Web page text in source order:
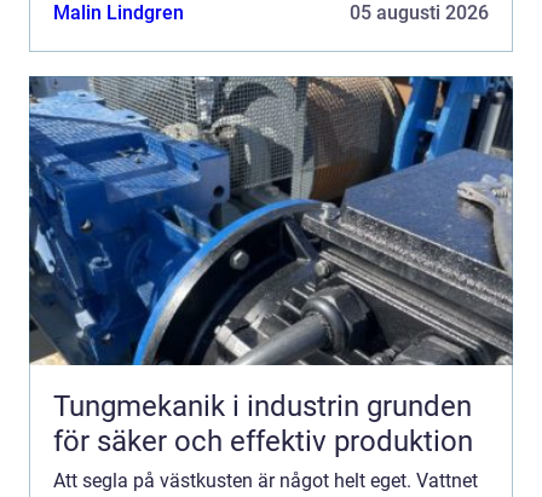
Malin Lindgren
05 augusti 2026
Tungmekanik i industrin grunden
för säker och effektiv produktion
Att segla på västkusten är något helt eget. Vattnet